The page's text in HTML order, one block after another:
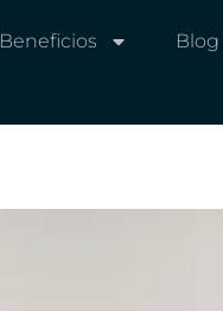
Beneficios Blog